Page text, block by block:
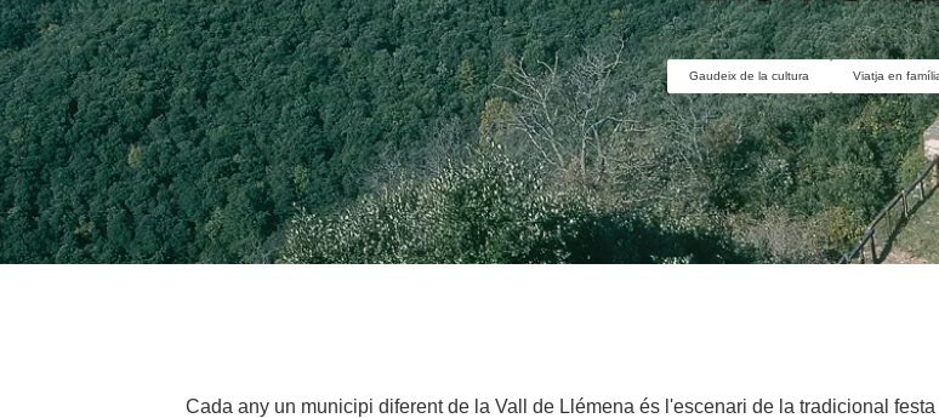
Gaudeix de la cultura Viatja en
Cada any un municipi diferent de la Vall de Llémena és l'escenari de la tradicional